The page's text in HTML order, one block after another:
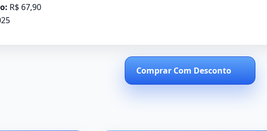
R$ 67,90
Comprar Com Desconto